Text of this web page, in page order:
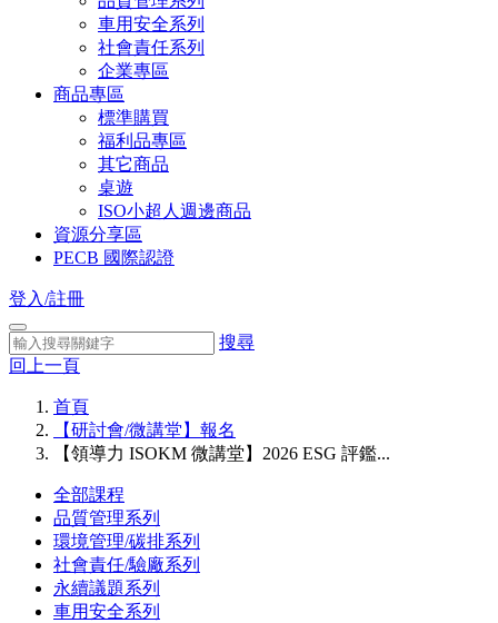
車用安全系列
社會責任系列
企業專區
商品專區
標準購買
福利品專區
其它商品
桌遊
ISO小超人週邊商品
資源分享區
PECB 國際認證
登入/註冊
搜尋
回上一頁
首頁
【研討會/微講堂】報名
【領導力 ISOKM 微講堂】2026 ESG 評鑑...
全部課程
品質管理系列
環境管理/碳排系列
社會責任/驗廠系列
永續議題系列
車用安全系列